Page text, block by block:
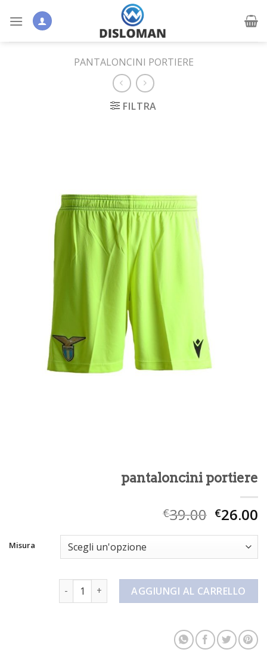
PANTALONCINI PORTIERE
FILTRA
pantaloncini portiere
€39.00 €26.00
Misura
pantaloncini portiere quantitàAGGIUNGI AL CARRELLO